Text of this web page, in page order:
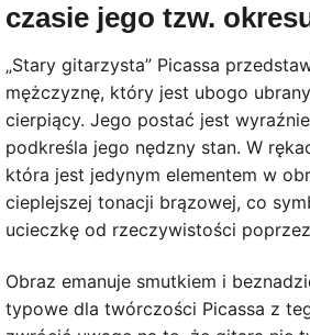
czasie jego tzw.
„Stary gitarzysta” Picassa
mężczyznę, który jest ubogo
cierpiący. Jego postać jest
podkreśla jego nędzny stan. W
która jest jedynym elementem w
cieplejszej tonacji brązowej, co
ucieczkę od rzeczywistości
Obraz emanuje smutkiem i
typowe dla twórczości Picassa z